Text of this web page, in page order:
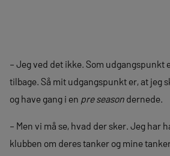
– Jeg ved det ikke. Som udgangspunkt
tilbage. Så mit udgangspunkt er, at jeg
og have gang i en pre season dernede.
– Men vi må se, hvad der sker. Jeg har
klubben om deres tanker og mine